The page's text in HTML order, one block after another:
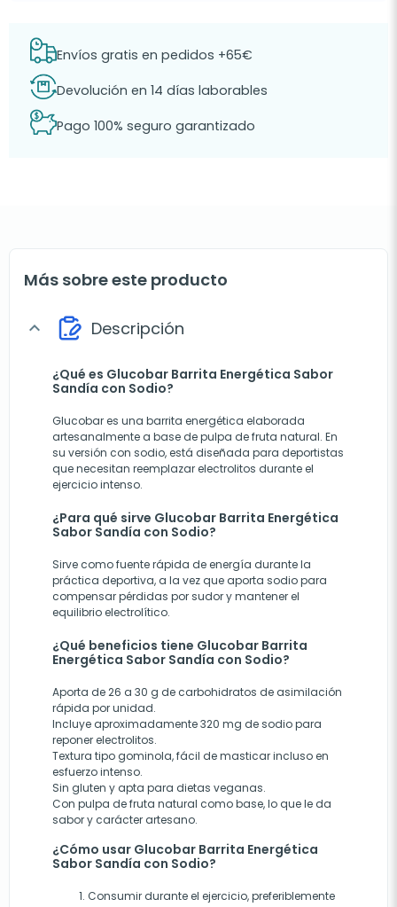
Envíos gratis en pedidos +65€
Devolución en 14 días laborables
Pago 100% seguro garantizado
Más sobre este producto
expand_more Descripción
¿Qué es Glucobar Barrita Energética Sabor
Sandía con Sodio?
Glucobar es una barrita energética elaborada
artesanalmente a base de pulpa de fruta natural. En
su versión con sodio, está diseñada para deportistas
que necesitan reemplazar electrolitos durante el
ejercicio intenso.
¿Para qué sirve Glucobar Barrita Energética
Sabor Sandía con Sodio?
Sirve como fuente rápida de energía durante la
práctica deportiva, a la vez que aporta sodio para
compensar pérdidas por sudor y mantener el
equilibrio electrolítico.
¿Qué beneficios tiene Glucobar Barrita
Energética Sabor Sandía con Sodio?
Aporta de 26 a 30 g de carbohidratos de asimilación
rápida por unidad.
Incluye aproximadamente 320 mg de sodio para
reponer electrolitos.
Textura tipo gominola, fácil de masticar incluso en
esfuerzo intenso.
Sin gluten y apta para dietas veganas.
Con pulpa de fruta natural como base, lo que le da
sabor y carácter artesano.
¿Cómo usar Glucobar Barrita Energética
Sabor Sandía con Sodio?
Consumir durante el ejercicio, preferiblemente